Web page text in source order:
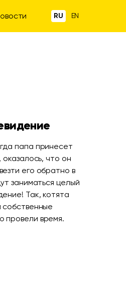
RU EN
папа принесет
что он
его обратно в
заниматься целый
Так, котята
собственные
провели время.